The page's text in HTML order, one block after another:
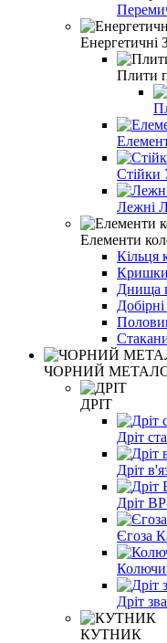
Енергетичні
Плити
Лежні
Елементи
Кільця
Кришки
Днища
ЧОРНИЙ
ДРІТ
Дріт
Дріт
Дріт
Єгоза
Дріт
КУТНИК